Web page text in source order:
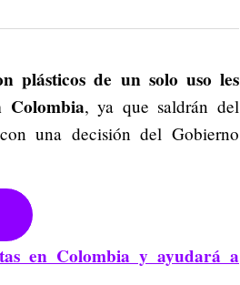
plásticos de un solo uso les
Colombia, ya que saldrán del
una decisión del Gobierno
en Colombia y ayudará a